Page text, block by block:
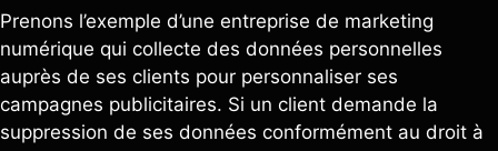
Prenons l’exemple d’une entreprise de marketing
numérique qui collecte des données personnelles
auprès de ses clients pour personnaliser ses
campagnes publicitaires. Si un client demande la
suppression de ses données conformément au droit à